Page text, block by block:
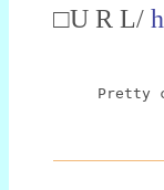
□U R L/
Pretty